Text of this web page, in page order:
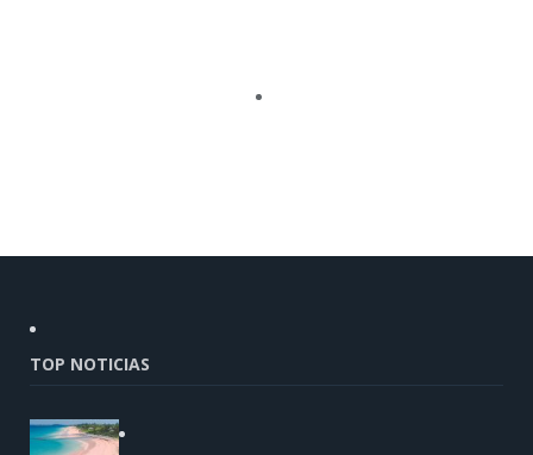
TOP NOTICIAS